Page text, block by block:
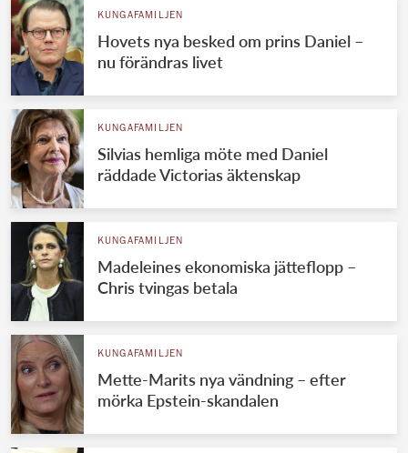
KUNGAFAMILJEN
Hovets nya besked om prins Daniel –
nu förändras livet
KUNGAFAMILJEN
Silvias hemliga möte med Daniel
räddade Victorias äktenskap
KUNGAFAMILJEN
Madeleines ekonomiska jätteflopp –
Chris tvingas betala
KUNGAFAMILJEN
Mette-Marits nya vändning – efter
mörka Epstein-skandalen